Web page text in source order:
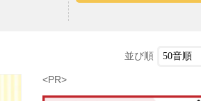
並び順
<PR>